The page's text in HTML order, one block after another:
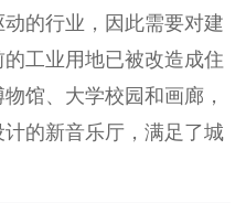
的行业，因此需要对建
工业用地已被改造成住
馆、大学校园和画廊，
的新音乐厅，满足了城